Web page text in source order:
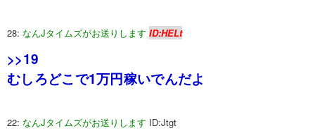
28: なんJタイムズがお送りします ID:HELt
>>19
むしろどこで1万円稼いでんだよ
22: なんJタイムズがお送りします ID:Jtgt